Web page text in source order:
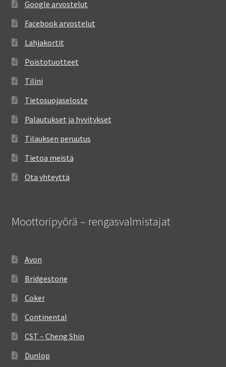
Google arvostelut
Facebook arvostelut
Lahjakortit
Poistotuotteet
Tilini
Tietosuojaseloste
Palautukset ja hyvitykset
Tilauksen peruutus
Tietoa meistä
Ota yhteyttä
Moottoripyörä – rengasvalmistajat
Avon
Bridgestone
Coker
Continental
CST – Cheng Shin
Dunlop